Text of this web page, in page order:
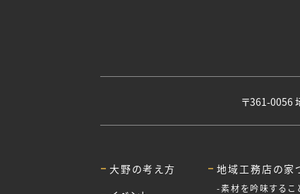
〒361-0056
大野の考え方
地域工務店の家
素材を吟味するこ